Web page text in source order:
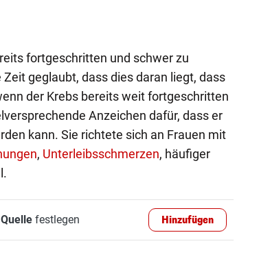
fortgeschritten und schwer zu
geglaubt, dass dies daran liegt, dass
der Krebs bereits weit fortgeschritten
Anzeichen dafür, dass er
kann. Sie richtete sich an Frauen mit
, Unterleibsschmerzen, häufiger
festlegen Hinzufügen